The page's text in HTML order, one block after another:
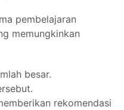
pembelajaran
memungkinkan
besar.
rekomendasi